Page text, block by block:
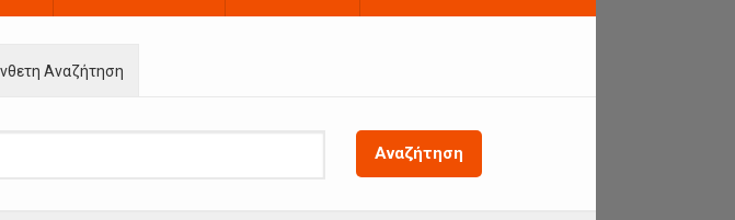
Αναζήτηση
Αναζήτηση